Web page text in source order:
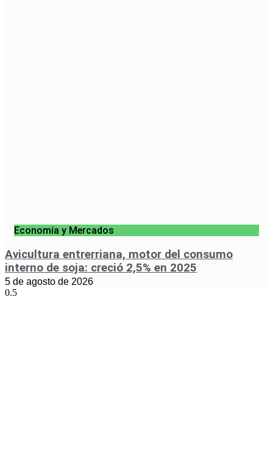
Economía y Mercados
Avicultura entrerriana, motor del consumo
interno de soja: creció 2,5% en 2025
5 de agosto de 2026